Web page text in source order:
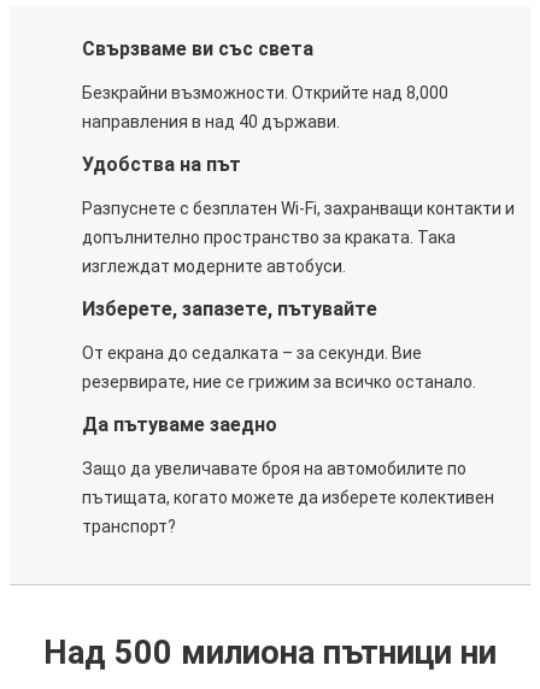
Свързваме ви със света
Безкрайни възможности. Открийте над 8,000
направления в над 40 държави.
Удобства на път
Разпуснете с безплатен Wi-Fi, захранващи контакти и
допълнително пространство за краката. Така
изглеждат модерните автобуси.
Изберете, запазете, пътувайте
От екрана до седалката – за секунди. Вие
резервирате, ние се грижим за всичко останало.
Да пътуваме заедно
Защо да увеличавате броя на автомобилите по
пътищата, когато можете да изберете колективен
транспорт?
Над 500 милиона пътници ни